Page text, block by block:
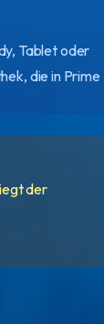
Tablet oder
die in Prime
der